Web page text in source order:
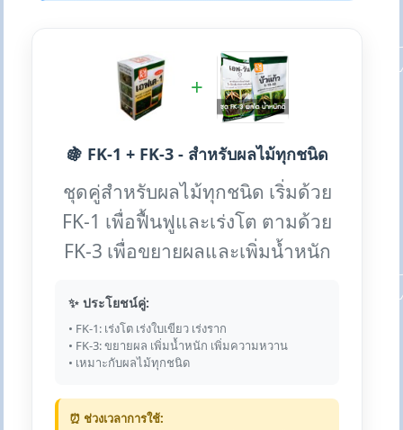
+
🍇 FK-1 + FK-3 - สำหรับผลไม้ทุกชนิด
ชุดคู่สำหรับผลไม้ทุกชนิด เริ่มด้วย
FK-1 เพื่อฟื้นฟูและเร่งโต ตามด้วย
FK-3 เพื่อขยายผลและเพิ่มน้ำหนัก
✨ ประโยชน์คู่:
• FK-1: เร่งโต เร่งใบเขียว เร่งราก
• FK-3: ขยายผล เพิ่มน้ำหนัก เพิ่มความหวาน
• เหมาะกับผลไม้ทุกชนิด
⏰ ช่วงเวลาการใช้: